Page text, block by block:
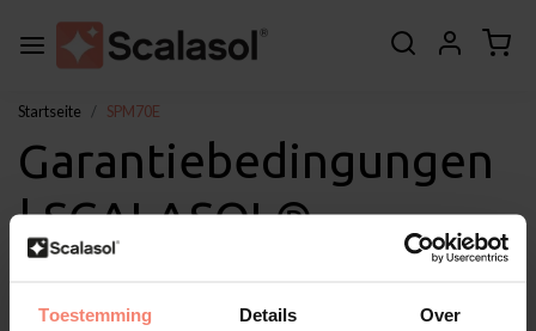
Toestemming Details Over
Startseite SPM70E
Garantiebedingungen
| SCALASOL®
Sonnenschutzfolie